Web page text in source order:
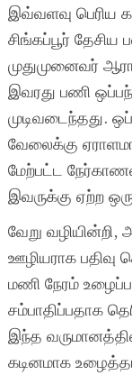
இவ்வளவு பெரிய
சிங்கப்பூர்
முதுமுனைவர்
இவரது பணி
முடிவடைந்தது.
வேலைக்கு
மேற்பட்ட
இவருக்கு ஏற்ற
வேறு வழியின்றி,
ஊழியராக
மணி நேரம்
சம்பாதிப்பதாக
இந்த
கடினமாக